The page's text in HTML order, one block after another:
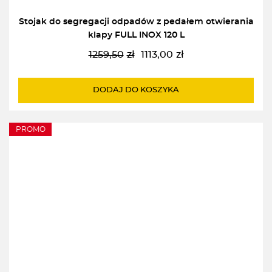
Stojak do segregacji odpadów z pedałem otwierania
klapy FULL INOX 120 L
1259,50 zł
Pierwotna
wynosiła:
1113,00 zł
Aktualna
wynosi:
DODAJ DO KOSZYKA
PROMO